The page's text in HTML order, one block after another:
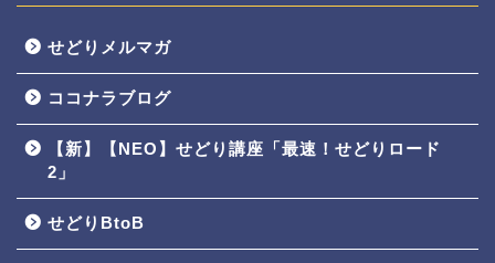
せどりメルマガ
ココナラブログ
【新】【NEO】せどり講座「最速！せどりロード
2」
せどりBtoB